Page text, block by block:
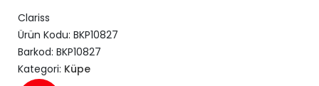
Clariss
Ürün Kodu: BKP10827
Barkod: BKP10827
Kategori: Küpe